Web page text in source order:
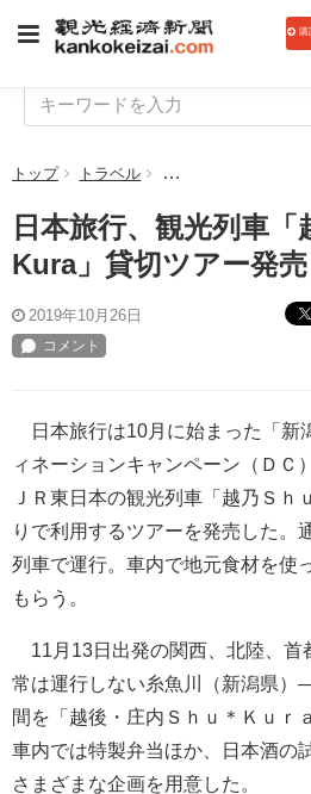
購
トップ トラベル 日本旅行、観光列車
日本旅行、観光列車「
Kura」貸切ツアー発売
2019年10月26日
日本旅行は10月に始まった「新
ィネーションキャンペーン（ＤＣ
ＪＲ東日本の観光列車「越乃Ｓｈ
りで利用するツアーを発売した。
列車で運行。車内で地元食材を使
もらう。
11月13日出発の関西、北陸、首
常は運行しない糸魚川（新潟県）
間を「越後・庄内Ｓｈｕ＊Ｋｕｒ
車内では特製弁当ほか、日本酒の
さまざまな企画を用意した。